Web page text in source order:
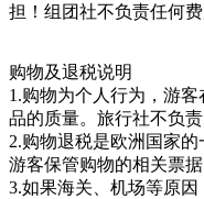
担！组团社不负责任何费
购物及退税说明
1.购物为个人行为，游
品的质量。旅行社不负责
2.购物退税是欧洲国家
游客保管购物的相关票据
3.如果海关、机场等原